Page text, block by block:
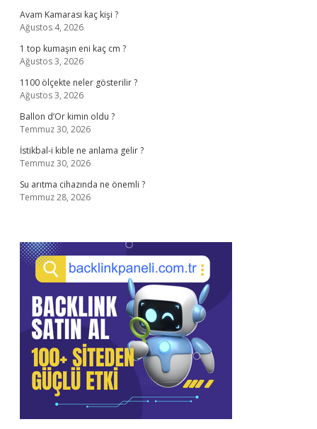
Avam Kamarası kaç kişi ?
Ağustos 4, 2026
1 top kumaşın eni kaç cm ?
Ağustos 3, 2026
1100 ölçekte neler gösterilir ?
Ağustos 3, 2026
Ballon d’Or kimin oldu ?
Temmuz 30, 2026
İstikbal-i kıble ne anlama gelir ?
Temmuz 30, 2026
Su arıtma cihazında ne önemli ?
Temmuz 28, 2026